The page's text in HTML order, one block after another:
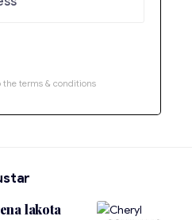
the terms & conditions
lakota